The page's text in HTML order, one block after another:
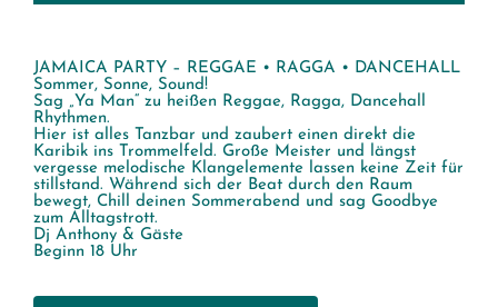
JAMAICA PARTY – REGGAE • RAGGA • DANCEHALL
Sommer, Sonne, Sound!
Sag „Ya Man“ zu heißen Reggae, Ragga, Dancehall
Rhythmen.
Hier ist alles Tanzbar und zaubert einen direkt die
Karibik ins Trommelfeld. Große Meister und längst
vergesse melodische Klangelemente lassen keine Zeit für
stillstand. Während sich der Beat durch den Raum
bewegt, Chill deinen Sommerabend und sag Goodbye
zum Alltagstrott.
Dj Anthony & Gäste
Beginn 18 Uhr